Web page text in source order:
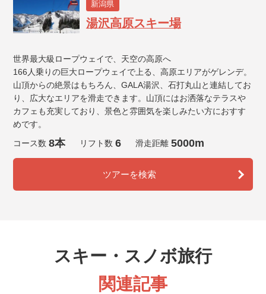
新潟県
湯沢高原スキー場
世界最大級ロープウェイで、天空の高原へ
166人乗りの巨大ロープウェイで上る、高原エリアがゲレンデ。
山頂からの絶景はもちろん、GALA湯沢、石打丸山と連結してお
り、広大なエリアを滑走できます。山頂にはお洒落なテラスや
カフェも充実しており、景色と雰囲気を楽しみたい方におすす
めです。
コース数 8本 リフト数 6 滑走距離 5000m
ツアーを検索
スキー・スノボ旅行
関連記事